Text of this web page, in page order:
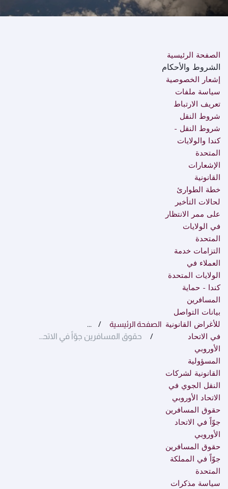
الصفحة الرئيسية
الشروط والأحكام
إشعار الخصوصية
سياسة ملفات
تعريف الارتباط
شروط النقل
شروط النقل -
كندا والولايات
المتحدة
الإشعارات
القانونية
خطة الطوارئ
لحالات التأخير
على ممر الانتظار
في الولايات
المتحدة
التزامات خدمة
العملاء في
الولايات المتحدة
كندا - حماية
المسافرين
بيانات التواصل
للأغراض القانونية
في الاتحاد
الأوروبي
المسؤولية
القانونية لشركات
النقل الجوي في
الاتحاد الأوروبي
حقوق المسافرين
جوّاً في الاتحاد
الأوروبي
حقوق المسافرين
جوّاً في المملكة
المتحدة
سياسة مذكرات
الصفحة الرئيسية
...
حقوق المسافرين جوّاً في الاتحاد الأوروبي